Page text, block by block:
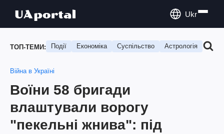
Ukr
ТОП-ТЕМИ: Події Економіка Суспільство Астрологія
Війна в Україні
Воїни 58 бригади
влаштували ворогу
"пекельні жнива": під